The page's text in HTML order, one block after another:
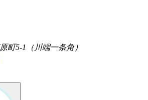
町5-1（川端一条角）